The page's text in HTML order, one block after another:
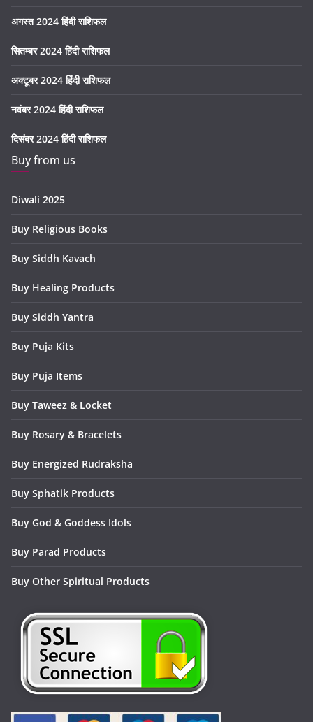
अगस्त 2024 हिंदी राशिफल
सितम्बर 2024 हिंदी राशिफल
अक्टूबर 2024 हिंदी राशिफल
नवंबर 2024 हिंदी राशिफल
दिसंबर 2024 हिंदी राशिफल
Buy from us
Diwali 2025
Buy Religious Books
Buy Siddh Kavach
Buy Healing Products
Buy Siddh Yantra
Buy Puja Kits
Buy Puja Items
Buy Taweez & Locket
Buy Rosary & Bracelets
Buy Energized Rudraksha
Buy Sphatik Products
Buy God & Goddess Idols
Buy Parad Products
Buy Other Spiritual Products